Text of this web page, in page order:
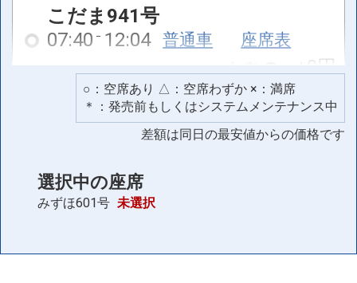
こだま941号
07:40 12:04 普通車
座席表
空席
+0円
こだま945号
13:51 普通車
座席表
こだま947号
空席
+0円
○：空席あり △：空席わずか ×：満席
＊：発売前もしくはシステムメンテナンス中
差額は同日の最安値からの価格です
選択中の座席
みずほ601号 未選択